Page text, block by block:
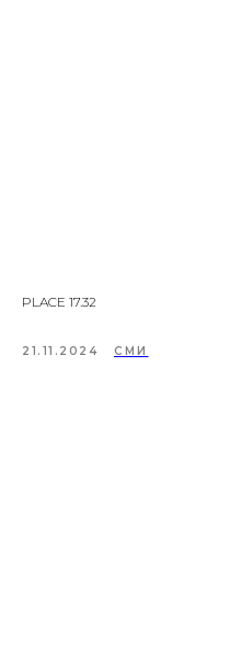
PLACE 17.32
21.11.2024 СМИ